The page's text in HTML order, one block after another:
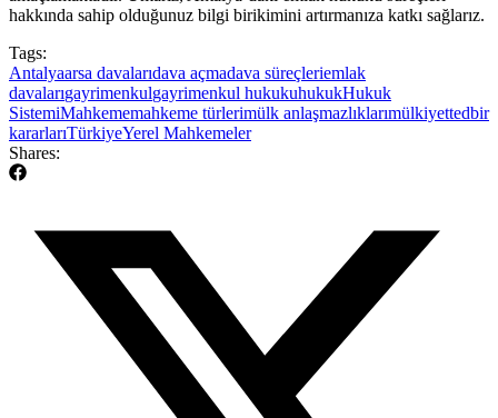
hakkında sahip olduğunuz‍ bilgi ⁣birikimini⁣ artırmanıza katkı sağlarız.
Tags:
Antalyaarsa davalarıdava açmadava süreçleriemlak
davalarıgayrimenkulgayrimenkul hukukuhukukHukuk
SistemiMahkememahkeme türlerimülk anlaşmazlıklarımülkiyettedbir
kararlarıTürkiyeYerel Mahkemeler
Shares: